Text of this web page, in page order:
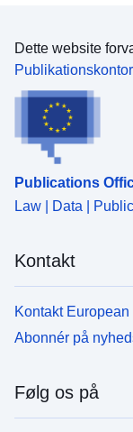
Dette website
Publikationskontor
Publications
Law | Data |
Kontakt
Kontakt
Abonnér på
Følg os på